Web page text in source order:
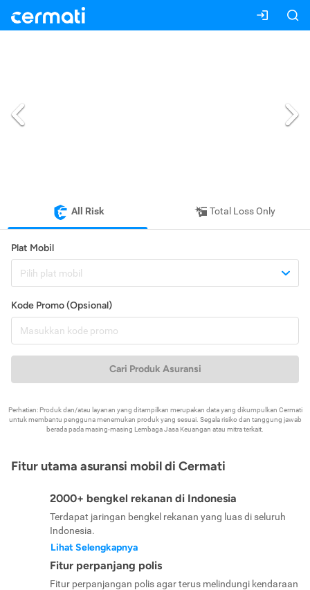
All Risk Total Loss Only
Plat Mobil
Pilih plat mobil
Kode Promo (Opsional)
Cari Produk Asuransi
Perhatian: Produk dan/atau layanan yang ditampilkan merupakan data yang dikumpulkan Cermati
untuk membantu pengguna menemukan produk yang sesuai. Segala risiko dan tanggung jawab
berada pada masing-masing Lembaga Jasa Keuangan atau mitra terkait.
Fitur utama asuransi mobil di Cermati
2000+ bengkel rekanan di Indonesia
Terdapat jaringan bengkel rekanan yang luas di seluruh
Indonesia.
Lihat Selengkapnya
Fitur perpanjang polis
Fitur perpanjangan polis agar terus melindungi kendaraan